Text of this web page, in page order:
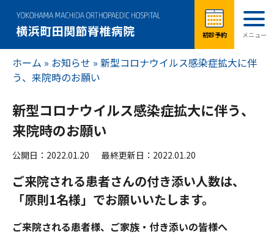
ホーム » お知らせ » 新型コロナウイルス感染症拡大に伴
う、来院時のお願い
新型コロナウイルス感染症拡大に伴う、
来院時のお願い
公開日：2022.01.20 最終更新日：2022.01.20
ご来院される患者さんの付き添い人数は、
「原則1名様」でお願いいたします。
ご来院される患者様、ご家族・付き添いの皆様へ